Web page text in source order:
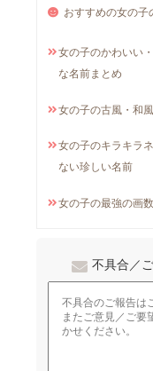
おすすめの女の子
女の子のかわいい
な名前まとめ
女の子の古風・和
女の子のキラキラ
ない珍しい名前
女の子の最強の画
不具合／